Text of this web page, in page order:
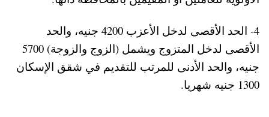
4- الحد الأقصى لدخل الأعزب 4200 جنيه، والحد
الأقصى لدخل المتزوج ويشمل (الزوج والزوجة) 5700
جنيه، والحد الأدنى للمرتب للتقديم في شقق الإسكان
1300 جنيه شهريا.